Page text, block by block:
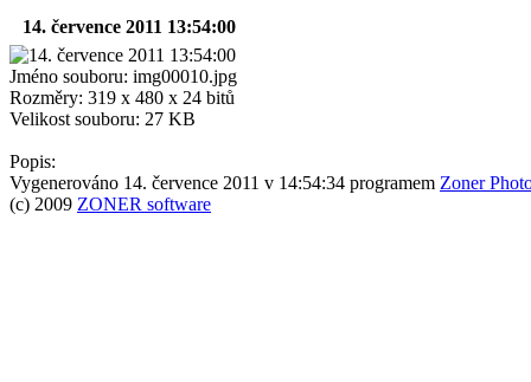
14. července 2011 13:54:00
Jméno souboru: img00010.jpg
Rozměry: 319 x 480 x 24 bitů
Velikost souboru: 27 KB
Popis:
Vygenerováno 14. července 2011 v 14:54:34 programem Zoner
(c) 2009 ZONER software